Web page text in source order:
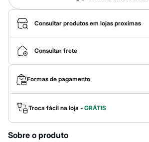
Jeans
Macacões
Saias
Shorts e Bermudas
Vestidos
Acessórios
Bolsas
Bonés e Chapéus
Bijoux
Cintos
Óculos
Relógios
Calçados
Chinelos
Consultar produtos em lojas proximas
Consultar frete
Formas de pagamento
Troca fácil na loja - GRÁTIS
Sobre o produto